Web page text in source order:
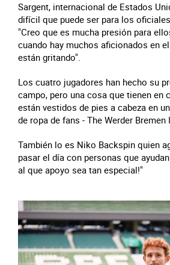
Sargent, internacional de Estados
difícil que puede ser para los
"Creo que es mucha presión para
cuando hay muchos aficionados en
están gritando".
Los cuatro jugadores han hecho su
campo, pero una cosa que tienen en
están vestidos de pies a cabeza en
de ropa de fans - The Werder Bremen
También lo es Niko Backspin quien
pasar el día con personas que
al que apoyo sea tan especial!"